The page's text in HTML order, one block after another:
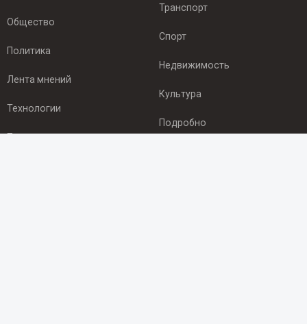
Общество
Политика
Лента мнений
Технологии
Происшествия
Транспорт
Спорт
Недвижимость
Культура
Подробно